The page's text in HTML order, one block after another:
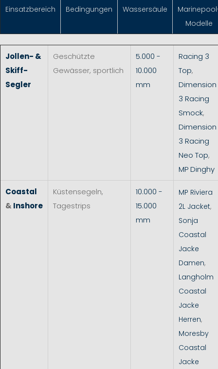
Einsatzbereich Bedingungen Wassersäule
Modelle
Jollen- &
Skiff-
Segler
Geschützte
Gewässer, sportlich
5.000 -
10.000
mm
Racing 3
Top,
Dimension
3 Racing
Smock,
Dimension
3 Racing
Neo Top,
MP Dinghy
Coastal
& Inshore
Küstensegeln,
Tagestrips
10.000 -
15.000
mm
MP Riviera
2L Jacket,
Sonja
Coastal
Jacke
Damen,
Langholm
Coastal
Jacke
Herren,
Moresby
Coastal
Jacke